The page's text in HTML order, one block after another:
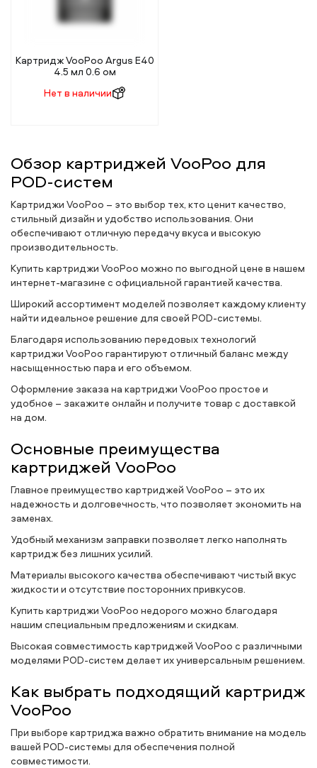
Картридж VooPoo Argus E40
4.5 мл 0.6 ом
Нет в наличии
Обзор картриджей VooPoo для
POD-систем
Картриджи VooPoo – это выбор тех, кто ценит качество,
стильный дизайн и удобство использования. Они
обеспечивают отличную передачу вкуса и высокую
производительность.
Купить картриджи VooPoo можно по выгодной цене в нашем
интернет-магазине с официальной гарантией качества.
Широкий ассортимент моделей позволяет каждому клиенту
найти идеальное решение для своей POD-системы.
Благодаря использованию передовых технологий
картриджи VooPoo гарантируют отличный баланс между
насыщенностью пара и его объемом.
Оформление заказа на картриджи VooPoo простое и
удобное – закажите онлайн и получите товар с доставкой
на дом.
Основные преимущества
картриджей VooPoo
Главное преимущество картриджей VooPoo – это их
надежность и долговечность, что позволяет экономить на
заменах.
Удобный механизм заправки позволяет легко наполнять
картридж без лишних усилий.
Материалы высокого качества обеспечивают чистый вкус
жидкости и отсутствие посторонних привкусов.
Купить картриджи VooPoo недорого можно благодаря
нашим специальным предложениям и скидкам.
Высокая совместимость картриджей VooPoo с различными
моделями POD-систем делает их универсальным решением.
Как выбрать подходящий картридж
VooPoo
При выборе картриджа важно обратить внимание на модель
вашей POD-системы для обеспечения полной
совместимости.